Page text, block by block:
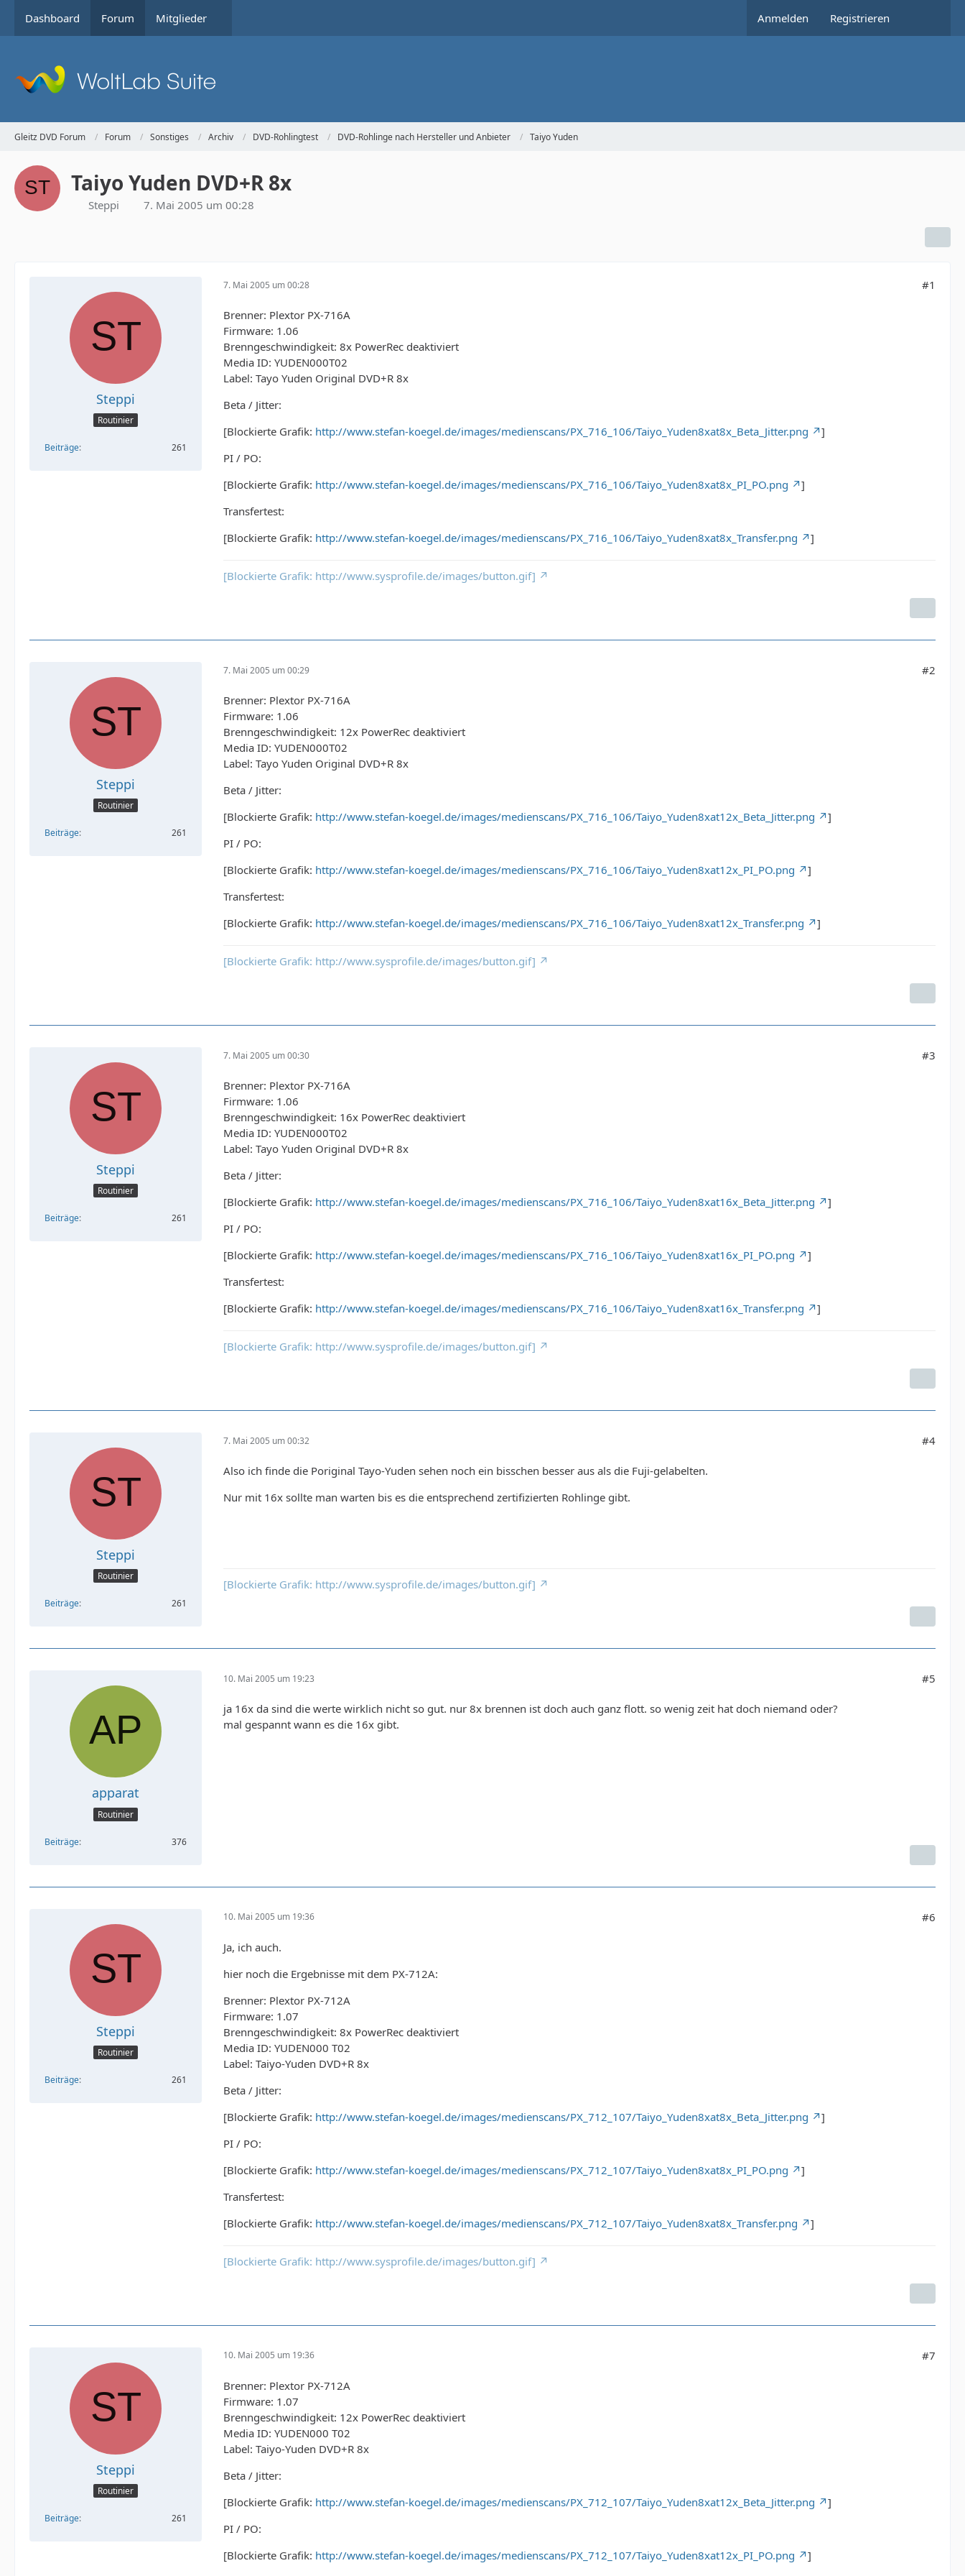
Dashboard Forum Mitglieder Anmelden Registrieren
Gleitz DVD Forum Forum Sonstiges Archiv DVD-Rohlingtest DVD-Rohlinge nach Hersteller und Anbieter Taiyo Yuden
Taiyo Yuden DVD+R 8x
Steppi 7. Mai 2005 um 00:28
Steppi
Routinier
Beiträge 261
7. Mai 2005 um 00:28 #1
Brenner: Plextor PX-716A
Firmware: 1.06
Brenngeschwindigkeit: 8x PowerRec deaktiviert
Media ID: YUDEN000T02
Label: Tayo Yuden Original DVD+R 8x
Beta / Jitter:
[Blockierte Grafik: http://www.stefan-koegel.de/images/medienscans/PX_716_106/Taiyo_Yuden8xat8x_Beta_Jitter.png
]
PI / PO:
[Blockierte Grafik: http://www.stefan-koegel.de/images/medienscans/PX_716_106/Taiyo_Yuden8xat8x_PI_PO.png
]
Transfertest:
[Blockierte Grafik: http://www.stefan-koegel.de/images/medienscans/PX_716_106/Taiyo_Yuden8xat8x_Transfer.png ]
[Blockierte Grafik: http://www.sysprofile.de/images/button.gif]
Steppi
Routinier
Beiträge 261
7. Mai 2005 um 00:29 #2
Brenner: Plextor PX-716A
Firmware: 1.06
Brenngeschwindigkeit: 12x PowerRec deaktiviert
Media ID: YUDEN000T02
Label: Tayo Yuden Original DVD+R 8x
Beta / Jitter:
[Blockierte Grafik: http://www.stefan-koegel.de/images/medienscans/PX_716_106/Taiyo_Yuden8xat12x_Beta_Jitter.png
]
PI / PO:
[Blockierte Grafik: http://www.stefan-koegel.de/images/medienscans/PX_716_106/Taiyo_Yuden8xat12x_PI_PO.png
]
Transfertest:
[Blockierte Grafik: http://www.stefan-koegel.de/images/medienscans/PX_716_106/Taiyo_Yuden8xat12x_Transfer.png ]
[Blockierte Grafik: http://www.sysprofile.de/images/button.gif]
Steppi
Routinier
Beiträge 261
7. Mai 2005 um 00:30 #3
Brenner: Plextor PX-716A
Firmware: 1.06
Brenngeschwindigkeit: 16x PowerRec deaktiviert
Media ID: YUDEN000T02
Label: Tayo Yuden Original DVD+R 8x
Beta / Jitter:
[Blockierte Grafik: http://www.stefan-koegel.de/images/medienscans/PX_716_106/Taiyo_Yuden8xat16x_Beta_Jitter.png
]
PI / PO:
[Blockierte Grafik: http://www.stefan-koegel.de/images/medienscans/PX_716_106/Taiyo_Yuden8xat16x_PI_PO.png
]
Transfertest:
[Blockierte Grafik: http://www.stefan-koegel.de/images/medienscans/PX_716_106/Taiyo_Yuden8xat16x_Transfer.png ]
[Blockierte Grafik: http://www.sysprofile.de/images/button.gif]
Steppi
Routinier
Beiträge 261
7. Mai 2005 um 00:32 #4
Also ich finde die Poriginal Tayo-Yuden sehen noch ein bisschen besser aus als die Fuji-gelabelten.
Nur mit 16x sollte man warten bis es die entsprechend zertifizierten Rohlinge gibt.
[Blockierte Grafik: http://www.sysprofile.de/images/button.gif]
apparat
Routinier
Beiträge 376
10. Mai 2005 um 19:23 #5
ja 16x da sind die werte wirklich nicht so gut. nur 8x brennen ist doch auch ganz flott. so wenig zeit hat doch niemand oder?
mal gespannt wann es die 16x gibt.
Steppi
Routinier
Beiträge 261
10. Mai 2005 um 19:36 #6
Ja, ich auch.
hier noch die Ergebnisse mit dem PX-712A:
Brenner: Plextor PX-712A
Firmware: 1.07
Brenngeschwindigkeit: 8x PowerRec deaktiviert
Media ID: YUDEN000 T02
Label: Taiyo-Yuden DVD+R 8x
Beta / Jitter:
[Blockierte Grafik: http://www.stefan-koegel.de/images/medienscans/PX_712_107/Taiyo_Yuden8xat8x_Beta_Jitter.png
]
PI / PO:
[Blockierte Grafik: http://www.stefan-koegel.de/images/medienscans/PX_712_107/Taiyo_Yuden8xat8x_PI_PO.png
]
Transfertest:
[Blockierte Grafik: http://www.stefan-koegel.de/images/medienscans/PX_712_107/Taiyo_Yuden8xat8x_Transfer.png ]
[Blockierte Grafik: http://www.sysprofile.de/images/button.gif]
Steppi
Routinier
Beiträge 261
10. Mai 2005 um 19:36 #7
Brenner: Plextor PX-712A
Firmware: 1.07
Brenngeschwindigkeit: 12x PowerRec deaktiviert
Media ID: YUDEN000 T02
Label: Taiyo-Yuden DVD+R 8x
Beta / Jitter:
[Blockierte Grafik: http://www.stefan-koegel.de/images/medienscans/PX_712_107/Taiyo_Yuden8xat12x_Beta_Jitter.png
]
PI / PO:
[Blockierte Grafik: http://www.stefan-koegel.de/images/medienscans/PX_712_107/Taiyo_Yuden8xat12x_PI_PO.png
]